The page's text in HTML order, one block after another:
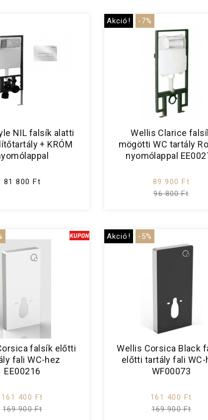
NIL falsík alatti
+ KRÓM
81 800 Ft
Akció! -7%
Wellis Clarice
mögötti WC tartály
nyomólappal
89 900 Ft
96 800 Ft
falsík előtti
fali WC-hez
EE00216
161 400 Ft
169 900 Ft
Akció! -5%
Wellis Corsica Black
előtti tartály fali WC-
WF00073
161 400 Ft
169 900 Ft